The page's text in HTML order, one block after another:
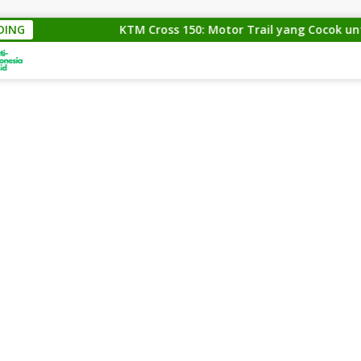
KTM Cross 150: Motor Trail yang Cocok untuk